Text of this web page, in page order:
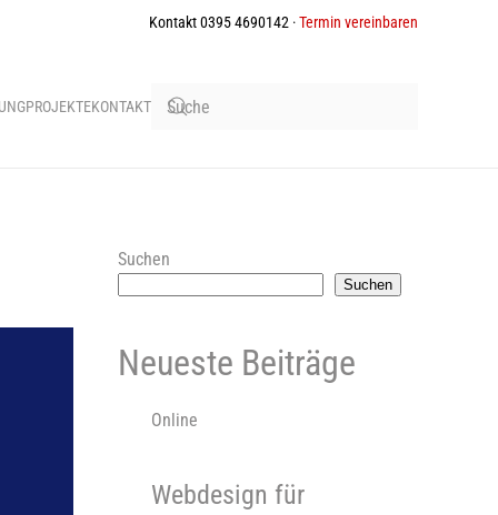
Kontakt 0395 4690142 ·Termin vereinbaren
PROJEKTEKONTAKT
Suchen
Suchen
Neueste Beiträge
Online
Webdesign für